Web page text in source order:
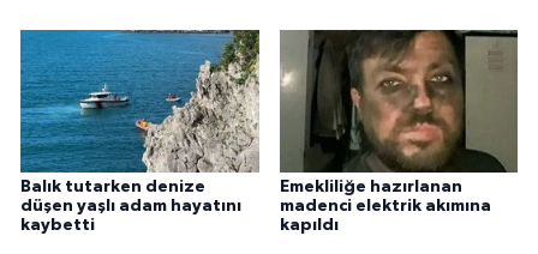
Balık tutarken denize
düşen yaşlı adam hayatını
kaybetti
Emekliliğe hazırlanan
madenci elektrik akımına
kapıldı